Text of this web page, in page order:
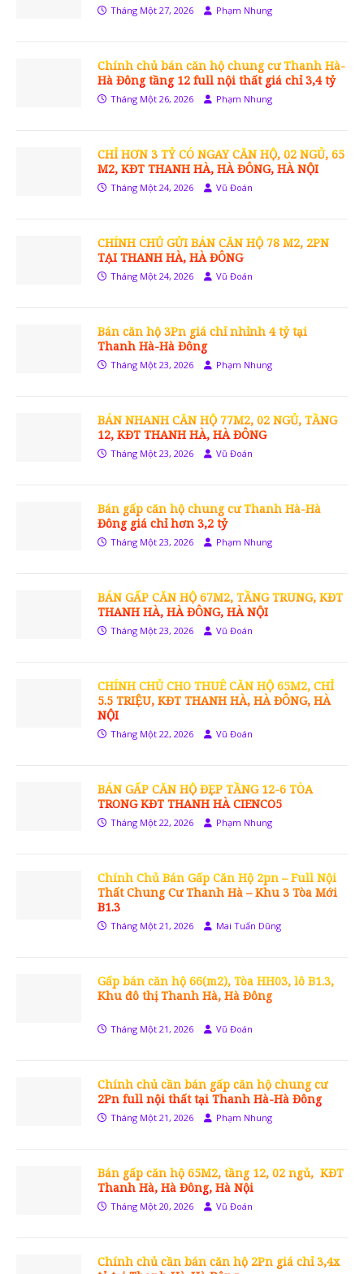
Tháng Một 27, 2026 Phạm Nhung
Chính chủ bán căn hộ chung cư Thanh Hà-
Hà Đông tầng 12 full nội thất giá chỉ 3,4 tỷ
Tháng Một 26, 2026 Phạm Nhung
CHỈ HƠN 3 TỶ CÓ NGAY CĂN HỘ, 02 NGỦ, 65
M2, KĐT THANH HÀ, HÀ ĐÔNG, HÀ NỘI
Tháng Một 24, 2026 Vũ Đoán
CHÍNH CHỦ GỬI BÁN CĂN HỘ 78 M2, 2PN
TẠI THANH HÀ, HÀ ĐÔNG
Tháng Một 24, 2026 Vũ Đoán
Bán căn hộ 3Pn giá chỉ nhỉnh 4 tỷ tại
Thanh Hà-Hà Đông
Tháng Một 23, 2026 Phạm Nhung
BÁN NHANH CĂN HỘ 77M2, 02 NGỦ, TẦNG
12, KĐT THANH HÀ, HÀ ĐÔNG
Tháng Một 23, 2026 Vũ Đoán
Bán gấp căn hộ chung cư Thanh Hà-Hà
Đông giá chỉ hơn 3,2 tỷ
Tháng Một 23, 2026 Phạm Nhung
BÁN GẤP CĂN HỘ 67M2, TẦNG TRUNG, KĐT
THANH HÀ, HÀ ĐÔNG, HÀ NỘI
Tháng Một 23, 2026 Vũ Đoán
CHÍNH CHỦ CHO THUÊ CĂN HỘ 65M2, CHỈ
5.5 TRIỆU, KĐT THANH HÀ, HÀ ĐÔNG, HÀ
NỘI
Tháng Một 22, 2026 Vũ Đoán
BÁN GẤP CĂN HỘ ĐẸP TẦNG 12-6 TÒA
TRONG KĐT THANH HÀ CIENCO5
Tháng Một 22, 2026 Phạm Nhung
Chính Chủ Bán Gấp Căn Hộ 2pn – Full Nội
Thất Chung Cư Thanh Hà – Khu 3 Tòa Mới
B1.3
Tháng Một 21, 2026 Mai Tuấn Dũng
Gấp bán căn hộ 66(m2), Tòa HH03, lô B1.3,
Khu đô thị Thanh Hà, Hà Đông
Tháng Một 21, 2026 Vũ Đoán
Chính chủ cần bán gấp căn hộ chung cư
2Pn full nội thất tại Thanh Hà-Hà Đông
Tháng Một 21, 2026 Phạm Nhung
Bán gấp căn hộ 65M2, tầng 12, 02 ngủ, KĐT
Thanh Hà, Hà Đông, Hà Nội
Tháng Một 20, 2026 Vũ Đoán
Chính chủ cần bán căn hộ 2Pn giá chỉ 3,4x